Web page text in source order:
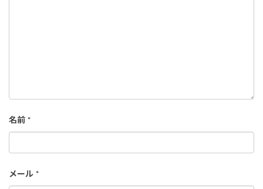
名前 *
メール *